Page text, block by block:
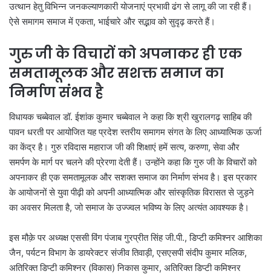
उत्थान हेतु विभिन्न जनकल्याणकारी योजनाएं प्रभावी ढंग से लागू की जा रही हैं।
ऐसे समागम समाज में एकता, भाईचारे और सद्भाव को सुदृढ़ करते हैं।
गुरु जी के विचारों को अपनाकर ही एक
समतामूलक और सशक्त समाज का
निर्माण संभव है
विधायक चब्बेवाल डॉ. ईशांक कुमार चब्बेवाल ने कहा कि श्री खुरालगढ़ साहिब की
पावन धरती पर आयोजित यह प्रदेश स्तरीय समागम संगत के लिए आध्यात्मिक ऊर्जा
का केंद्र है। गुरु रविदास महाराज जी की शिक्षाएं हमें सत्य, करुणा, सेवा और
समर्पण के मार्ग पर चलने की प्रेरणा देती हैं। उन्होंने कहा कि गुरु जी के विचारों को
अपनाकर ही एक समतामूलक और सशक्त समाज का निर्माण संभव है। इस प्रकार
के आयोजनों से युवा पीढ़ी को अपनी आध्यात्मिक और सांस्कृतिक विरासत से जुड़ने
का अवसर मिलता है, जो समाज के उज्ज्वल भविष्य के लिए अत्यंत आवश्यक है।
इस मौक़े पर अध्यक्ष एससी विंग पंजाब गुरप्रीत सिंह जी.पी., डिप्टी कमिश्नर आशिका
जैन, पर्यटन विभाग के डायरेक्टर संजीव तिवाड़ी, एसएसपी संदीप कुमार मलिक,
अतिरिक्त डिप्टी कमिश्नर (विकास) निकास कुमार, अतिरिक्त डिप्टी कमिश्नर